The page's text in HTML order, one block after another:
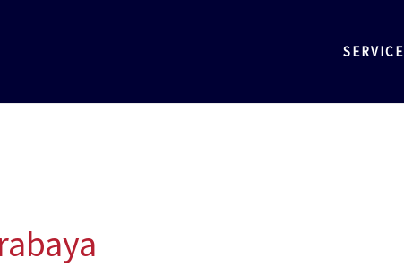
SERVICE